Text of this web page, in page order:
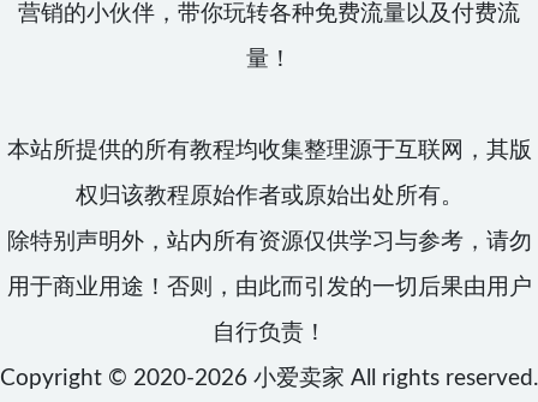
营销的小伙伴，带你玩转各种免费流量以及付费流
量！
本站所提供的所有教程均收集整理源于互联网，其版
权归该教程原始作者或原始出处所有。
除特别声明外，站内所有资源仅供学习与参考，请勿
用于商业用途！否则，由此而引发的一切后果由用户
自行负责！
Copyright © 2020-2026 小爱卖家 All rights reserved.